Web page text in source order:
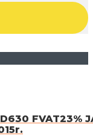
FVAT23%